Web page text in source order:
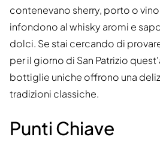
contenevano sherry, porto o
infondono al whisky aromi e
dolci. Se stai cercando di
per il giorno di San Patrizio
bottiglie uniche offrono una
tradizioni classiche.
Punti Chiave